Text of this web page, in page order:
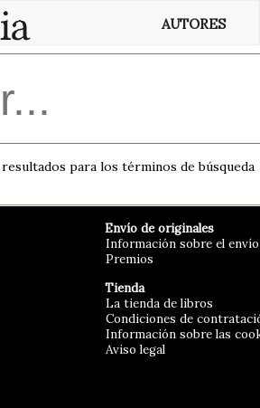
AUTORES
para los términos de búsqueda
Envío de originales
Información sobre el envío
Premios
Tienda
La tienda de libros
Condiciones de
Información sobre las
Aviso legal